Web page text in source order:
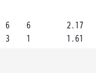
6
3
6
1
2.17
1.61